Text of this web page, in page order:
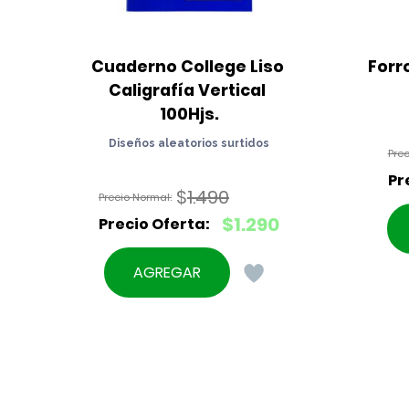
Cuaderno College Liso
Caligrafía Vertical
100Hjs.
Diseños aleatorios surtidos
$1.490
El
precio
original
$1.290
El
precio
actual
AGREGAR